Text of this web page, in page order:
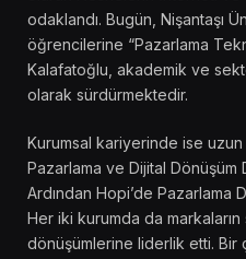
odaklandı. Bugün, Nişantaşı
öğrencilerine “Pazarlama
Kalafatoğlu, akademik ve
olarak sürdürmektedir.
Kurumsal kariyerinde ise
Pazarlama ve Dijital
Ardından Hopi’de Pazarlama
Her iki kurumda da
dönüşümlerine liderlik etti. Bir